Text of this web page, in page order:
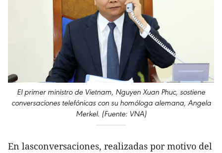
El primer ministro de Vietnam, Nguyen Xuan Phuc, sostiene
conversaciones telefónicas con su homóloga alemana, Angela
Merkel. (Fuente: VNA)
En lasconversaciones, realizadas por motivo del